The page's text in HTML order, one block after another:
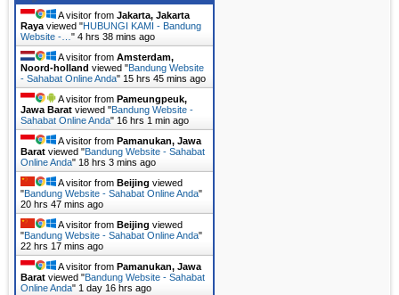
A visitor from Jakarta, Jakarta
Raya viewed "HUBUNGI KAMI - Bandung
Website -… " 4 hrs 38 mins ago
A visitor from Amsterdam,
Noord-holland viewed "Bandung Website
- Sahabat Online Anda" 15 hrs 45 mins ago
A visitor from Pameungpeuk,
Jawa Barat viewed "Bandung Website -
Sahabat Online Anda" 16 hrs 1 min ago
A visitor from Pamanukan, Jawa
Barat viewed "Bandung Website - Sahabat
Online Anda" 18 hrs 3 mins ago
A visitor from Beijing viewed
"Bandung Website - Sahabat Online Anda"
20 hrs 47 mins ago
A visitor from Beijing viewed
"Bandung Website - Sahabat Online Anda"
22 hrs 17 mins ago
A visitor from Pamanukan, Jawa
Barat viewed "Bandung Website - Sahabat
Online Anda" 1 day 16 hrs ago